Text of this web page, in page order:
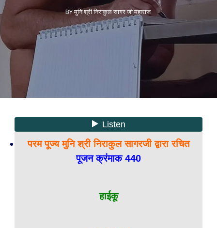
BY मुनि श्री निराकुल सागर जी महाराज
परम पूज्य मुनि श्री निराकुल सागरजी द्वारा रचित
पूजन क्रंमाक 440
हाईकू